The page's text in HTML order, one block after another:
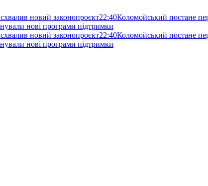
новий законопроєкт22:40Коломойський постане
нові програми підтримки
новий законопроєкт22:40Коломойський постане
нові програми підтримки